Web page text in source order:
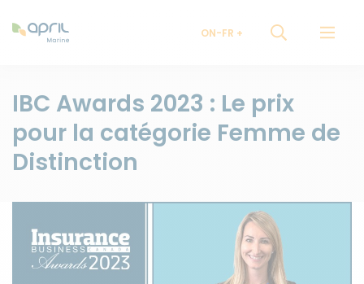
ON-FR
IBC Awards 2023 : Le prix
pour la catégorie Femme de
Distinction